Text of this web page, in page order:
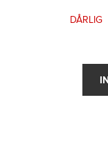
DÅRLIG